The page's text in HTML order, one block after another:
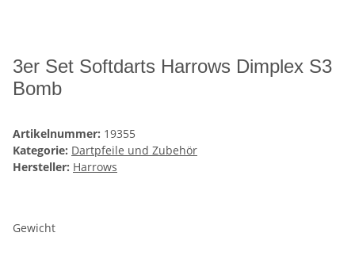
3er Set Softdarts Harrows Dimplex S3
Bomb
Artikelnummer: 19355
Kategorie: Dartpfeile und Zubehör
Hersteller: Harrows
Gewicht